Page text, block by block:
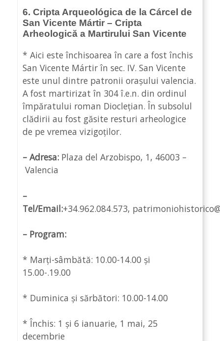
6. Cripta Arqueológica de la Cárcel de
San Vicente Mártir – Cripta
Arheologică a Martirului San Vicente
* Aici este închisoarea în care a fost închis
San Vicente Mártir în sec. IV. San Vicente
este unul dintre patronii orașului valencia.
A fost martirizat în 304 î.e.n. din ordinul
împăratului roman Dioclețian. În subsolul
clădirii au fost găsite resturi arheologice
de pe vremea vizigoților.
– Adresa: Plaza del Arzobispo, 1, 46003 –
Valencia
–
Tel/Email:+34.962.084.573,
– Program:
* Marți-sâmbătă: 10.00-14.00 și
15.00-.19.00
* Duminica și sărbători: 10.00-14.00
* Închis: 1 și 6 ianuarie, 1 mai, 25
decembrie